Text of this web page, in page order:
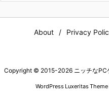
About Privacy
Copyright © 2015-2026 ニッチなPC
WordPress Luxeritas